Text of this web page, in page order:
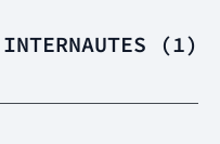
(1)